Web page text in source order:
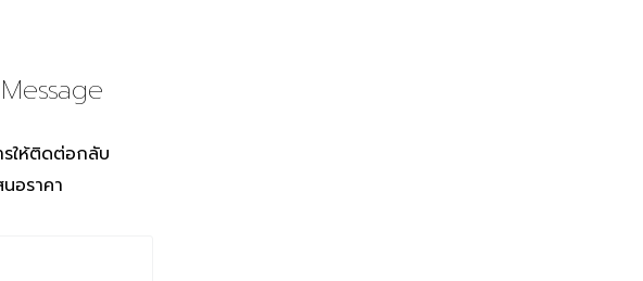
ให้ติดต่อกลับ
นอราคา